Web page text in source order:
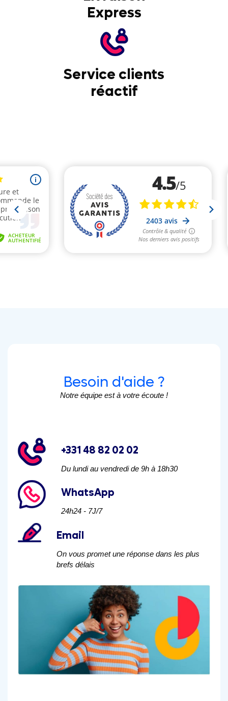
Express
Service clients
réactif
Besoin d'aide ?
Notre équipe est à votre écoute !
+331 48 82 02 02
Du lundi au vendredi de 9h à 18h30
WhatsApp
24h24 - 7J/7
Email
On vous promet une réponse dans les plus
brefs délais